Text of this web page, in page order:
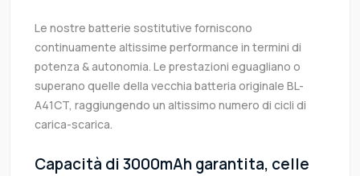
Le nostre batterie sostitutive forniscono
continuamente altissime performance in termini di
potenza & autonomia. Le prestazioni eguagliano o
superano quelle della vecchia batteria originale BL-
A41CT, raggiungendo un altissimo numero di cicli di
carica-scarica.
Capacità di 3000mAh garantita, celle